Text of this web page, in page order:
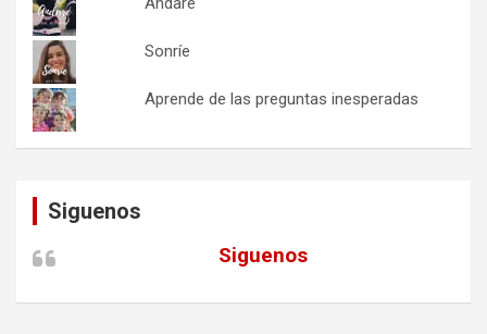
Sonríe
Aprende de las preguntas inesperadas
Siguenos
Siguenos